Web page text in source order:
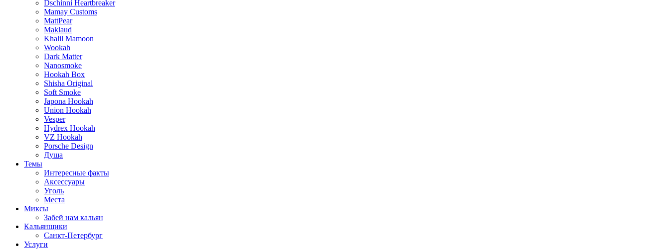
Dschinni Heartbreaker
Mamay Customs
MattPear
Maklaud
Khalil Mamoon
Wookah
Dark Matter
Nanosmoke
Hookah Box
Shisha Original
Soft Smoke
Japona Hookah
Union Hookah
Vesper
Hydrex Hookah
VZ Hookah
Porsche Design
Душа
Темы
Интересные факты
Аксессуары
Уголь
Места
Миксы
Забей нам кальян
Кальянщики
Санкт-Петербург
Услуги